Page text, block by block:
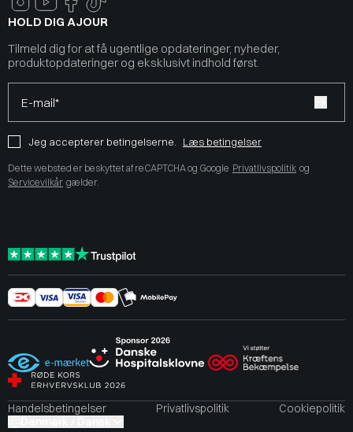
HOLD DIG AJOUR
Tilmeld dig for at få ugentlige opdateringer, nyheder,
produktopdateringer og eksklusivt indhold først.
E-mail*
Jeg accepterer betingelserne. Læs betingelser
Dette websted er beskyttet af reCAPTCHA og Google Privatlivspolitik og
Servicevilkår gælder.
Handelsbetingelser Privatlivspolitik
Cookiepolitik